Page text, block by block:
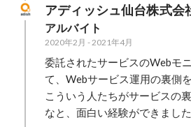
アディッシュ仙台株式会
アルバイト
2020年2月 - 2021年4月
委託されたサービスのWebモ
て、Webサービス運用の裏側を
こういう人たちがサービスの
なと、面白い経験ができました